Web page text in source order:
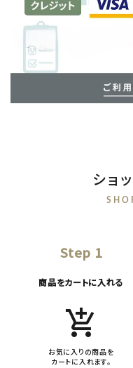
ショ
Step 1
商品をカートに入れる
add_shopping_cart
お気に入りの商品を
カートに入れます。